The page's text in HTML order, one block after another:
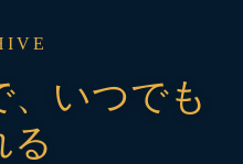
、いつでも
る